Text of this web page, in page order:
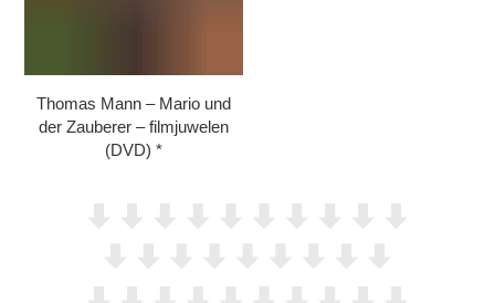
Thomas Mann – Mario und
der Zauberer – filmjuwelen
(DVD)